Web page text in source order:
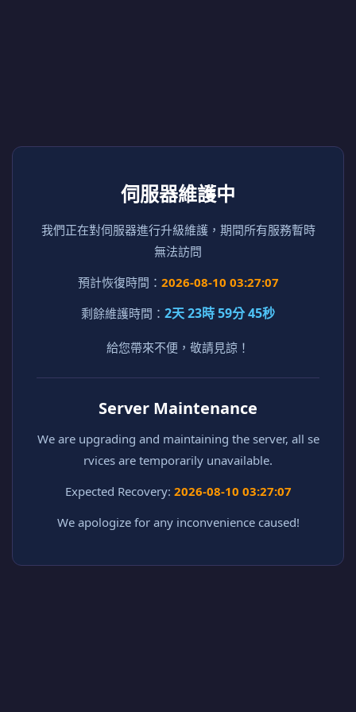
伺服器維護中
我們正在對伺服器進行升級維護，期間所有服務暫時
無法訪問
預計恢復時間： 2026-08-10 03:27:07
剩餘維護時間： 2天 23時 59分 45秒
給您帶來不便，敬請見諒！
Server Maintenance
We are upgrading and maintaining the server, all se
rvices are temporarily unavailable.
Expected Recovery: 2026-08-10 03:27:07
We apologize for any inconvenience caused!